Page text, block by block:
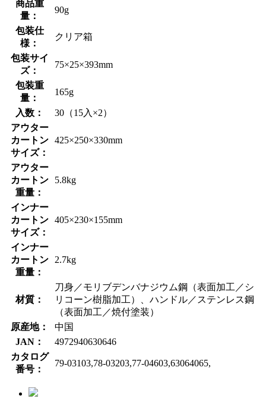
商品重
量：
90g
包装仕
様：
クリア箱
包装サイ
ズ：
75×25×393mm
包装重
量：
165g
入数：
30（15入×2）
アウター
カートン
サイズ：
425×250×330mm
アウター
カートン
重量：
5.8kg
インナー
カートン
サイズ：
405×230×155mm
インナー
カートン
重量：
2.7kg
材質：
刀身／モリブデンバナジウム鋼（表面加工／シ
リコーン樹脂加工）、ハンドル／ステンレス鋼
（表面加工／焼付塗装）
原産地：
中国
JAN：
4972940630646
カタログ
番号：
79-03103,78-03203,77-04603,63064065,